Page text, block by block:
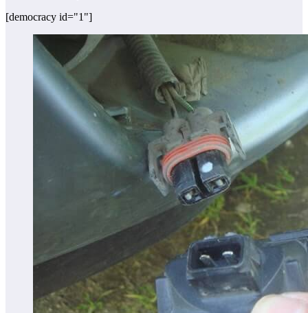
[democracy id="1"]